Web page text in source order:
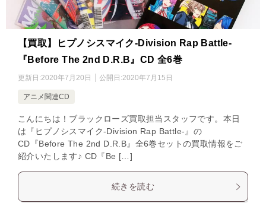
【買取】ヒプノシスマイク-Division Rap Battle-
『Before The 2nd D.R.B』CD 全6巻
更新日:2020年7月20日 公開日:2020年7月15日
アニメ関連CD
こんにちは！ブラックローズ買取担当スタッフです。本日
は『ヒプノシスマイク-Division Rap Battle-』の
CD『Before The 2nd D.R.B』全6巻セットの買取情報をご
紹介いたします♪ CD『Be […]
続きを読む